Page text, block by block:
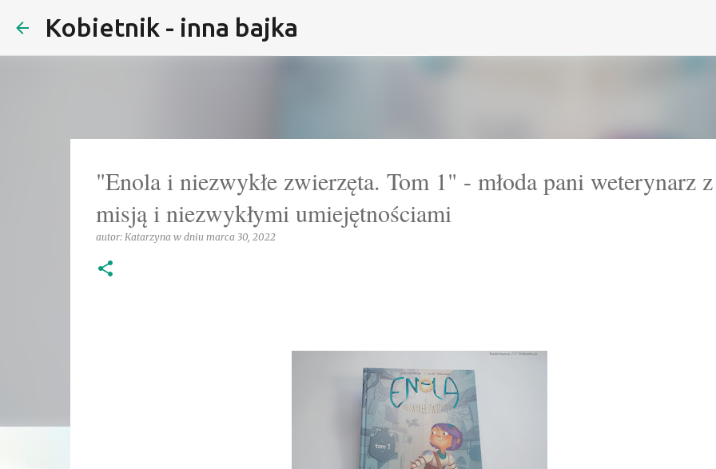
Kobietnik - inna bajka
"Enola i niezwykłe zwierzęta. Tom 1" - młoda pani weterynarz z
misją i niezwykłymi umiejętnościami
autor: Katarzyna w dniu marca 30, 2022